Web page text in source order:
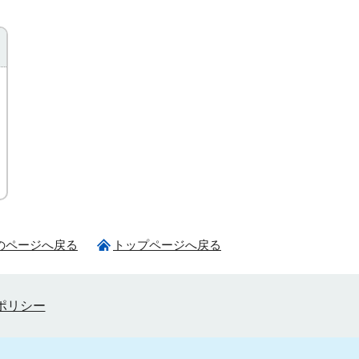
ページへ戻る トップページへ戻る
リシー